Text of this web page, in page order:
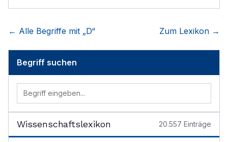
← Alle Begriffe mit „D“ Zum Lexikon →
Begriff suchen
Wissenschaftslexikon 20.557 Einträge